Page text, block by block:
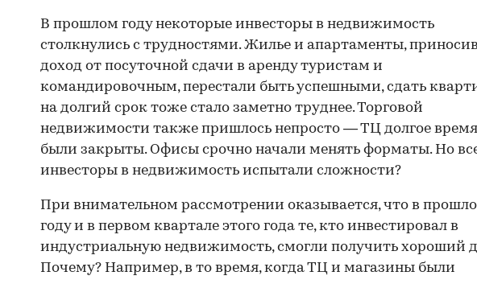
В прошлом году некоторые инвесторы в недвижимость
столкнулись с трудностями. Жилье и апартаменты,
доход от посуточной сдачи в аренду туристам и
командировочным, перестали быть успешными, сдать
на долгий срок тоже стало заметно труднее. Торговой
недвижимости также пришлось непросто — ТЦ долгое время
были закрыты. Офисы срочно начали менять форматы. Но
инвесторы в недвижимость испытали сложности?
При внимательном рассмотрении оказывается, что в
году и в первом квартале этого года те, кто инвестировал в
индустриальную недвижимость, смогли получить хороший
Почему? Например, в то время, когда ТЦ и магазины были